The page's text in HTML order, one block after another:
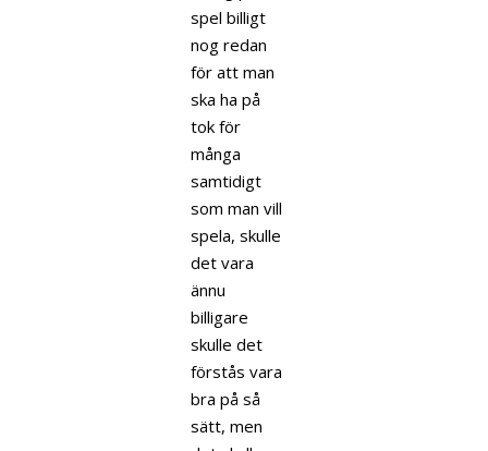
spel billigt
nog redan
för att man
ska ha på
tok för
många
samtidigt
som man vill
spela, skulle
det vara
ännu
billigare
skulle det
förstås vara
bra på så
sätt, men